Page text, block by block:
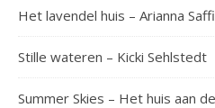
Het lavendel huis – Arianna
Stille wateren – Kicki Sehlstedt
Summer Skies – Het huis aan